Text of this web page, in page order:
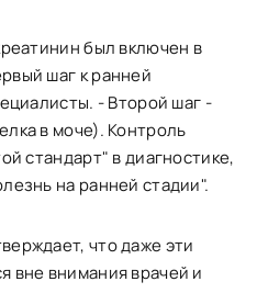
был включен в
шаг к ранней
- Второй шаг -
в моче). Контроль
стандарт" в диагностике,
на ранней стадии".
что даже эти
вне внимания врачей и